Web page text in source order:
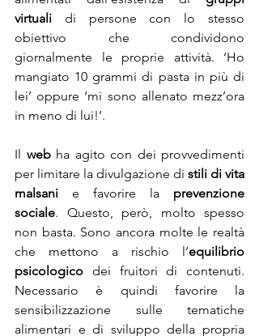
virtuali di persone con lo stesso
obiettivo che condividono
giornalmente le proprie attività. ‘Ho
mangiato 10 grammi di pasta in più di
lei’ oppure ‘mi sono allenato mezz’ora
in meno di lui!’.
Il web ha agito con dei provvedimenti
per limitare la divulgazione di stili di vita
malsani e favorire la prevenzione
sociale. Questo, però, molto spesso
non basta. Sono ancora molte le realtà
che mettono a rischio l’equilibrio
psicologico dei fruitori di contenuti.
Necessario è quindi favorire la
sensibilizzazione sulle tematiche